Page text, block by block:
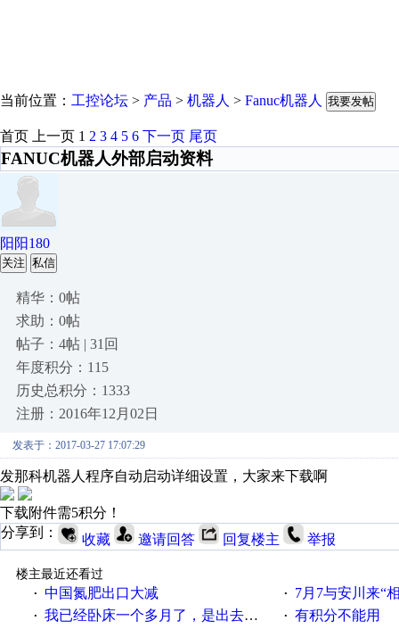
当前位置： 工控论坛 > 产品 > 机器人 > Fanuc机器人 我要发帖
首页 上一页 1 2 3 4 5 6 下一页 尾页
FANUC机器人外部启动资料
阳阳180
关注 私信
精华：0帖
求助：0帖
帖子：4帖 | 31回
年度积分：115
历史总积分：1333
注册：2016年12月02日
发表于：2017-03-27 17:07:29
发那科机器人程序自动启动详细设置，大家来下载啊
下载附件需5积分！
分享到：
收藏 邀请回答 回复楼主 举报
楼主最近还看过
· 中国氮肥出口大减 · 7月7与安川来“
· 我已经卧床一个多月了，是出去安装机械手在高速遭遇车祸所致:大家工作都要特别注意啊 · 有积分不能用